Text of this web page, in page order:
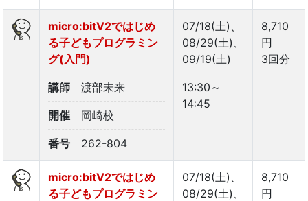
micro:bitV2ではじめ
る子どもプログラミン
グ(入門)
講師 渡部未来
開催 岡崎校
番号 262-804
07/18(土)、
08/29(土)、
09/19(土)
13:30～
14:45
8,710
円
3回分
micro:bitV2ではじめ
る子どもプログラミン
07/18(土)、
08/29(土)、
8,710
円